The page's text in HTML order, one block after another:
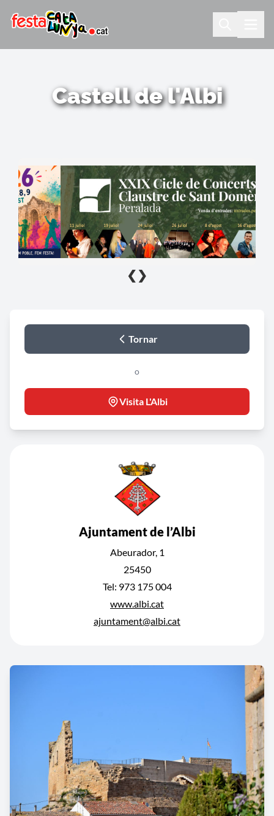
Castell de l'Albi
❮ ❯
Tornar
o
Visita L'Albi
Ajuntament de l’Albi
Abeurador, 1
25450
Tel: 973 175 004
www.albi.cat
ajuntament@albi.cat